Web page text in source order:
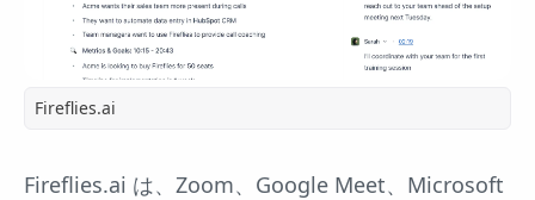
Fireflies.ai
Fireflies.ai は、Zoom、Google Meet、Microsoft